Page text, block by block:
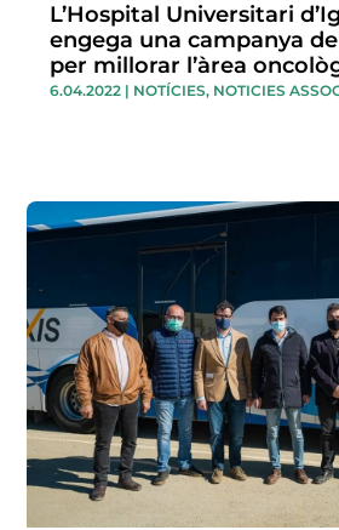
L’Hospital Universitari
engega una campanya
per millorar l’àrea
6.04.2022 | NOTÍCIES, NOTICIES